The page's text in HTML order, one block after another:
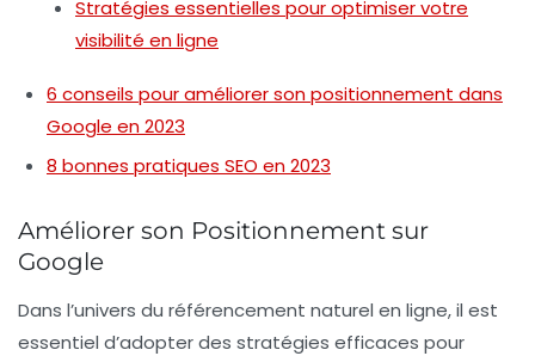
Stratégies essentielles pour optimiser votre
visibilité en ligne
6 conseils pour améliorer son positionnement dans
Google en 2023
8 bonnes pratiques SEO en 2023
Améliorer son Positionnement sur
Google
Dans l’univers du référencement naturel en ligne, il est
essentiel d’adopter des stratégies efficaces pour